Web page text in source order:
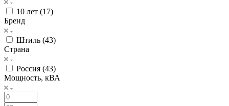
10 лет (17)
Бренд
Штиль (43)
Страна
Россия (43)
Мощность, кВА